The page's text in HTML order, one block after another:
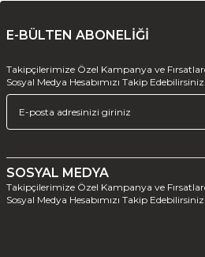
E-BÜLTEN ABONELİĞİ
Takipçilerimize Özel Kampanya ve
Sosyal Medya Hesabımızı Takip Edebilirsiniz.
SOSYAL MEDYA
Takipçilerimize Özel Kampanya ve
Sosyal Medya Hesabımızı Takip Edebilirsiniz.